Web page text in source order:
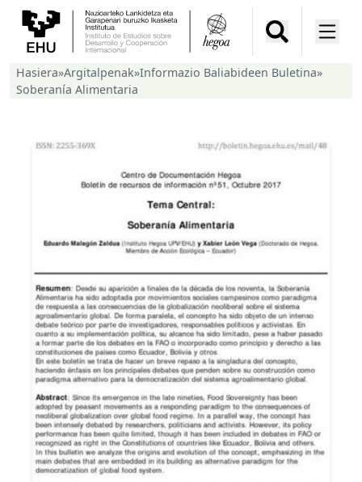
Hasiera»Argitalpenak»Informazio Baliabideen Buletina»
Soberanía Alimentaria